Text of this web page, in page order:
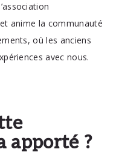
anime la communauté
où les anciens
avec nous.
apporté ?